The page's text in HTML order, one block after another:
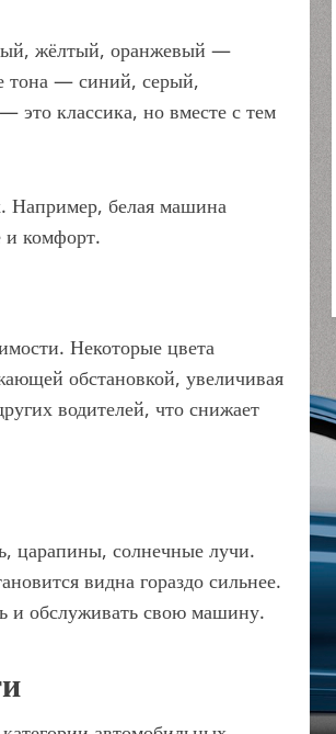
жёлтый, оранжевый —
тона — синий, серый,
классика, но вместе с тем
Например, белая машина
и комфорт.
Некоторые цвета
обстановкой, увеличивая
водителей, что снижает
царапины, солнечные лучи.
видна гораздо сильнее.
и обслуживать свою машину.